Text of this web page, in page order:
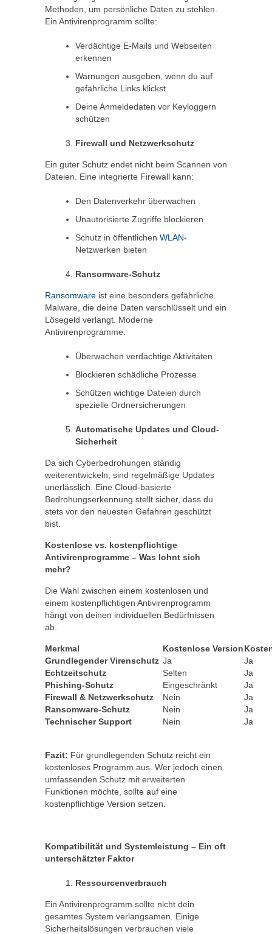
Methoden, um persönliche Daten zu stehlen.
Ein Antivirenprogramm sollte:
Verdächtige E-Mails und Webseiten
erkennen
Warnungen ausgeben, wenn du auf
gefährliche Links klickst
Deine Anmeldedaten vor Keyloggern
schützen
Firewall und Netzwerkschutz
Ein guter Schutz endet nicht beim Scannen von
Dateien. Eine integrierte Firewall kann:
Den Datenverkehr überwachen
Unautorisierte Zugriffe blockieren
Schutz in öffentlichen WLAN-
Netzwerken bieten
Ransomware-Schutz
Ransomware ist eine besonders gefährliche
Malware, die deine Daten verschlüsselt und ein
Lösegeld verlangt. Moderne
Antivirenprogramme:
Überwachen verdächtige Aktivitäten
Blockieren schädliche Prozesse
Schützen wichtige Dateien durch
spezielle Ordnersicherungen
Automatische Updates und Cloud-
Sicherheit
Da sich Cyberbedrohungen ständig
weiterentwickeln, sind regelmäßige Updates
unerlässlich. Eine Cloud-basierte
Bedrohungserkennung stellt sicher, dass du
stets vor den neuesten Gefahren geschützt
bist.
Kostenlose vs. kostenpflichtige
Antivirenprogramme – Was lohnt sich
mehr?
Die Wahl zwischen einem kostenlosen und
einem kostenpflichtigen Antivirenprogramm
hängt von deinen individuellen Bedürfnissen
ab.
Merkmal Kostenlose Version
Grundlegender Virenschutz Ja
Ja
Echtzeitschutz
Selten
Ja
Phishing-Schutz
Eingeschränkt
Ja
Firewall & Netzwerkschutz
Nein
Ja
Ransomware-Schutz
Nein
Ja
Technischer Support
Nein Ja
Fazit: Für grundlegenden Schutz reicht ein
kostenloses Programm aus. Wer jedoch einen
umfassenden Schutz mit erweiterten
Funktionen möchte, sollte auf eine
kostenpflichtige Version setzen.
Kompatibilität und Systemleistung – Ein oft
unterschätzter Faktor
Ressourcenverbrauch
Ein Antivirenprogramm sollte nicht dein
gesamtes System verlangsamen. Einige
Sicherheitslösungen verbrauchen viele